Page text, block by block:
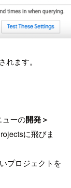
れます。
ューの開発＞
に飛びま
プロジェクトを